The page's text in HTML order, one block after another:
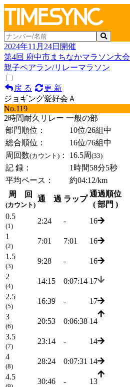
2024年11月24日開催
第4回 府中市まちなかマラソン大会
親子ペアラン/リレーマラソン
戻 る
更 新
ジョギング愛好会Ａ
No.119
2時間耐久リレー 一般の部
部門順位：
10位/26組中
総合順位：
16位/76組中
周回数(カウント) ： 16.5周(33)
記 録：
1時間58分5秒
平均ペース：
約04:12/km
周 回
(カウント)
通 過 ラップ
通過順位
( 部門 )
0.5
(1)
2:24 -
16
1
(2)
7:01 7:01
16
1.5
(3)
9:28 -
16
2
(4)
14:15 0:07:14 17
2.5
(5)
16:39 -
17
3
(6)
20:53 0:06:38 14
3.5
(7)
23:14 -
14
4
(8)
28:24 0:07:31 14
4.5
30:46 -
13